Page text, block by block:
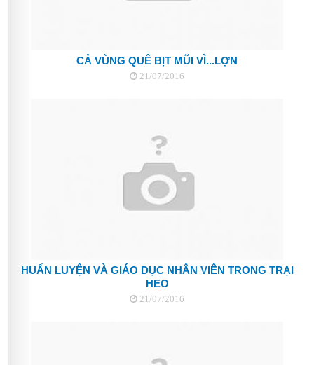
CẢ VÙNG QUÊ BỊT MŨI VÌ...LỢN
21/07/2016
HUẤN LUYỆN VÀ GIÁO DỤC NHÂN VIÊN TRONG TRẠI
HEO
21/07/2016